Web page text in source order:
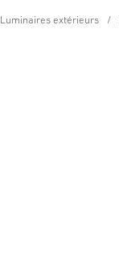
Luminaires extérieurs